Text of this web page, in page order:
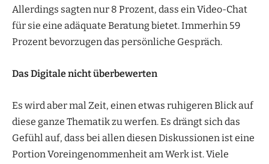
Allerdings sagten nur 8 Prozent, dass ein Video-Chat
für sie eine adäquate Beratung bietet. Immerhin 59
Prozent bevorzugen das persönliche Gespräch.
Das Digitale nicht überbewerten
Es wird aber mal Zeit, einen etwas ruhigeren Blick auf
diese ganze Thematik zu werfen. Es drängt sich das
Gefühl auf, dass bei allen diesen Diskussionen ist eine
Portion Voreingenommenheit am Werk ist. Viele